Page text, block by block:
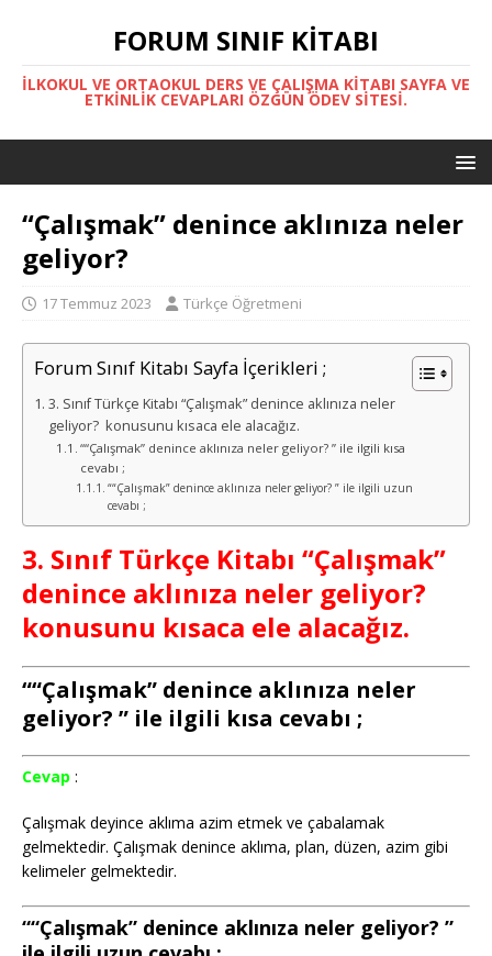
FORUM SINIF KITABI
İLKOKUL VE ORTAOKUL DERS VE ÇALIŞMA KITABI SAYFA VE
ETKINLIK CEVAPLARI ÖZGÜN ÖDEV SITESI.
“Çalışmak” denince aklınıza neler
geliyor?
17 Temmuz 2023 Türkçe Öğretmeni
Forum Sınıf Kitabı Sayfa İçerikleri ;
3. Sınıf Türkçe Kitabı “Çalışmak” denince aklınıza neler
geliyor? konusunu kısaca ele alacağız.
““Çalışmak” denince aklınıza neler geliyor? ” ile ilgili kısa
cevabı ;
““Çalışmak” denince aklınıza neler geliyor? ” ile ilgili uzun
cevabı ;
3. Sınıf Türkçe Kitabı “Çalışmak”
denince aklınıza neler geliyor?
konusunu kısaca ele alacağız.
““Çalışmak” denince aklınıza neler
geliyor? ” ile ilgili kısa cevabı ;
Cevap :
Çalışmak deyince aklıma azim etmek ve çabalamak
gelmektedir. Çalışmak denince aklıma, plan, düzen, azim gibi
kelimeler gelmektedir.
““Çalışmak” denince aklınıza neler geliyor? ”